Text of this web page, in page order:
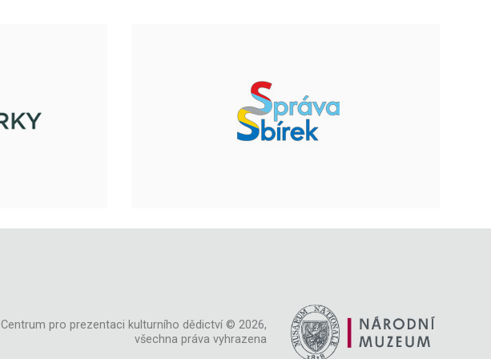
Centrum pro prezentaci kulturního dědictví © 2026,
všechna práva vyhrazena